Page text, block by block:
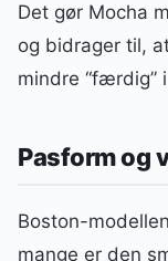
Det gør Mocha
og bidrager til,
mindre “færdig”
Pasform og
Boston-
mange er den